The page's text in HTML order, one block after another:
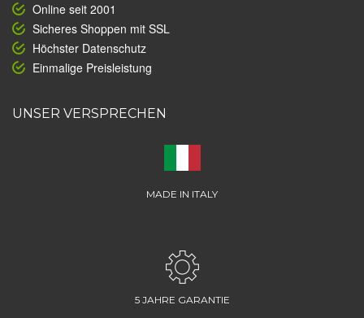
Online seit 2001
Sicheres Shoppen mit SSL
Höchster Datenschutz
Einmalige Preisleistung
UNSER VERSPRECHEN
MADE IN ITALY
5 JAHRE GARANTIE